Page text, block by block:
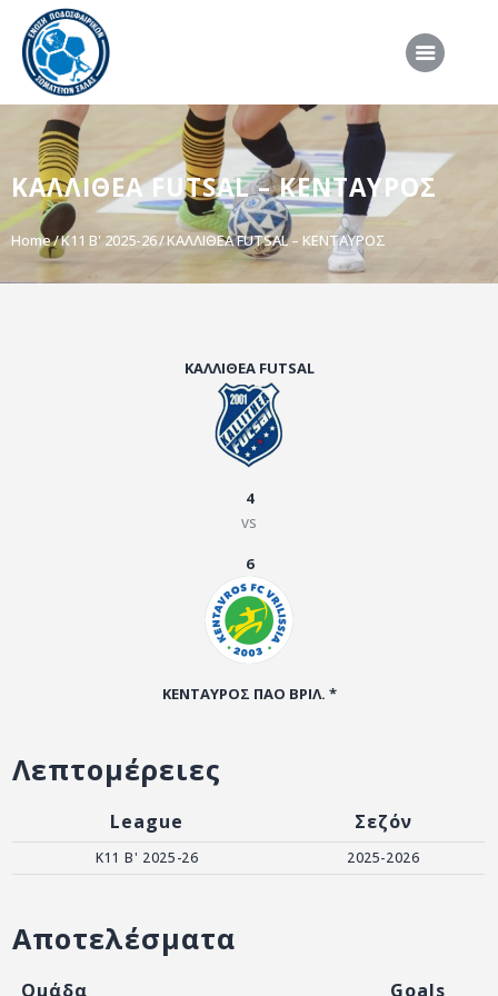
ΚΑΛΛΙΘΕΑ FUTSAL – ΚΕΝΤΑΥΡΟΣ
Home Κ11 Β' 2025-26 ΚΑΛΛΙΘΕΑ FUTSAL – ΚΕΝΤΑΥΡΟΣ
ΑΡΧΙΚΗ
ΕΠΣΣ
ΔΙΟΡΓΑΝΩΣΕΙΣ
ΠΡΟΕΘΝΙΚΕΣ ΟΜΑΔΕΣ
ΣΥΝΕΝΤΕΥΞΕΙΣ
ΚΑΛΛΙΘΕΑ FUTSAL
4
vs
6
ΚΕΝΤΑΥΡΟΣ ΠΑΟ ΒΡΙΛ. *
Λεπτομέρειες
League Σεζόν
Κ11 Β' 2025-26 2025-2026
Αποτελέσματα
Ομάδα Goals